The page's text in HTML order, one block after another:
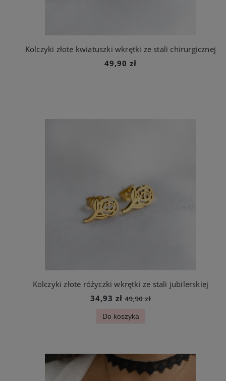
Kolczyki złote kwiatuszki wkrętki ze stali chirurgicznej
49,90 zł
Kolczyki złote różyczki wkrętki ze stali jubilerskiej
34,93 zł 49,90 zł
Do koszyka